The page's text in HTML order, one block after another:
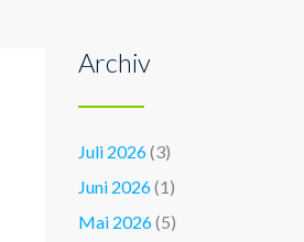
Archiv
Juli 2026(3)
Juni 2026(1)
Mai 2026(5)